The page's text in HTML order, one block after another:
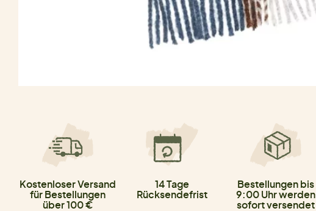
Kostenloser Versand
für Bestellungen
über 100 €
14 Tage
Rücksendefrist
Bestellungen bis
9:00 Uhr werden
sofort versendet